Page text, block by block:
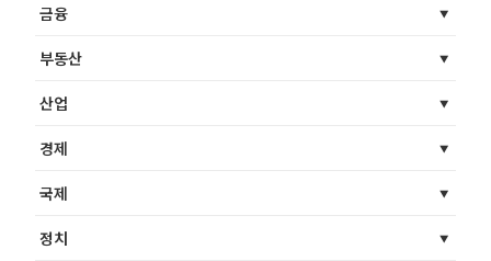
금융
부동산
산업
경제
국제
정치